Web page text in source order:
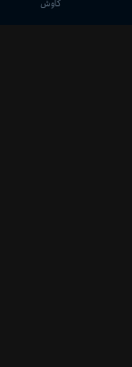
کاوش